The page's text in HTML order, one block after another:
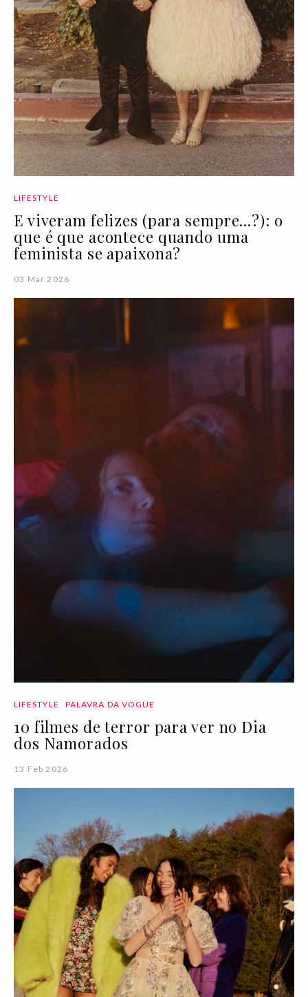
LIFESTYLE
E viveram felizes (para sempre...?): o
que é que acontece quando uma
feminista se apaixona?
03 Mar 2026
LIFESTYLE PALAVRA DA VOGUE
10 filmes de terror para ver no Dia
dos Namorados
13 Feb 2026